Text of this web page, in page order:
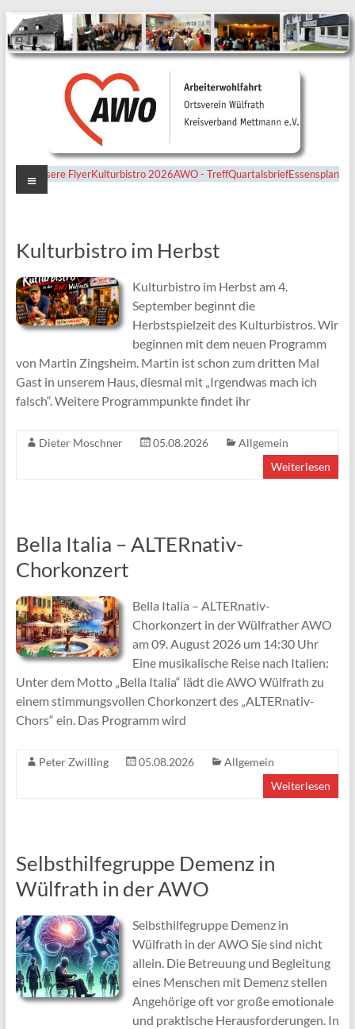
Ortsverein
Wülfrath
Unsere FlyerKulturbistro 2026AWO - TreffQuartalsbriefEssensplan
Menü
Kulturbistro im Herbst
Kulturbistro im Herbst am 4.
September beginnt die
Herbstspielzeit des Kulturbistros. Wir
beginnen mit dem neuen Programm
von Martin Zingsheim. Martin ist schon zum dritten Mal
Gast in unserem Haus, diesmal mit „Irgendwas mach ich
falsch“. Weitere Programmpunkte findet ihr
Dieter Moschner 05.08.2026
Allgemein
Weiterlesen
Bella Italia – ALTERnativ-
Chorkonzert
Bella Italia – ALTERnativ-
Chorkonzert in der Wülfrather AWO
am 09. August 2026 um 14:30 Uhr
Eine musikalische Reise nach Italien:
Unter dem Motto „Bella Italia“ lädt die AWO Wülfrath zu
einem stimmungsvollen Chorkonzert des „ALTERnativ-
Chors“ ein. Das Programm wird
Peter Zwilling 05.08.2026
Allgemein
Weiterlesen
Selbsthilfegruppe Demenz in
Wülfrath in der AWO
Selbsthilfegruppe Demenz in
Wülfrath in der AWO Sie sind nicht
allein. Die Betreuung und Begleitung
eines Menschen mit Demenz stellen
Angehörige oft vor große emotionale
und praktische Herausforderungen. In